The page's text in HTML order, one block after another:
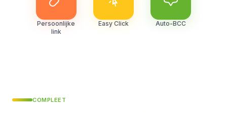
Persoonlijke
link
Easy Click Auto-BCC
COMPLEET